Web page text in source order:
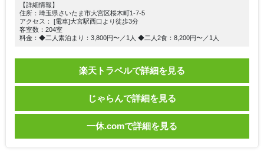
【詳細情報】
住所：埼玉県さいたま市大宮区桜木町1-7-5
アクセス： [電車]大宮駅西口より徒歩3分
客室数：204室
料金：◆二人素泊まり：3,800円〜／1人 ◆二人2食：8,200円〜／1人
楽天トラベルで詳細を見る
じゃらんで詳細を見る
一休.comで詳細を見る